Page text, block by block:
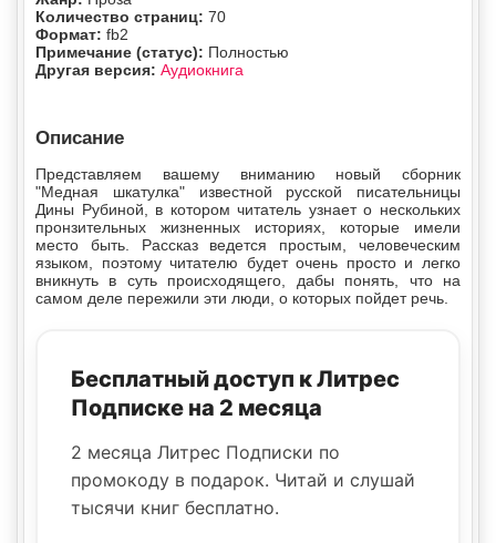
Количество страниц: 70
Формат: fb2
Примечание (статус): Полностью
Другая версия: Аудиокнига
Описание
Представляем вашему вниманию новый сборник
"Медная шкатулка" известной русской писательницы
Дины Рубиной, в котором читатель узнает о нескольких
пронзительных жизненных историях, которые имели
место быть. Рассказ ведется простым, человеческим
языком, поэтому читателю будет очень просто и легко
вникнуть в суть происходящего, дабы понять, что на
самом деле пережили эти люди, о которых пойдет речь.
Бесплатный доступ к Литрес
Подписке на 2 месяца
2 месяца Литрес Подписки по
промокоду в подарок. Читай и слушай
тысячи книг бесплатно.